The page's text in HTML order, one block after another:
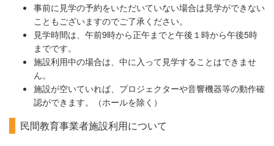
事前に見学の予約をいただいていない場合は見学ができない
こともございますのでご了承ください。
見学時間は、午前9時から正午までと午後１時から午後5時
までです。
施設利用中の場合は、中に入って見学することはできませ
ん。
施設が空いていれば、プロジェクターや音響機器等の動作確
認ができます。（ホールを除く）
民間教育事業者施設利用について